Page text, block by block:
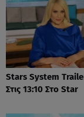
Stars System
Στις 13:10 Στο Star